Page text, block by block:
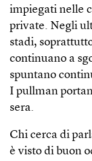
impiegati nelle
private. Negli
stadi,
continuano a
spuntano
I pullman
sera.
Chi cerca di
è visto di buon